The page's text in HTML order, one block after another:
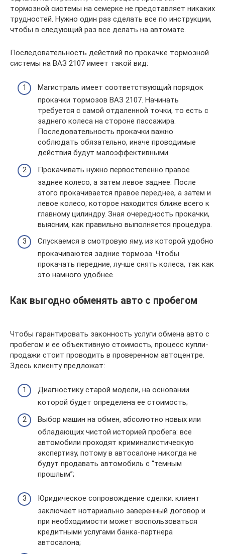
тормозной системы на семерке не представляет никаких
трудностей. Нужно один раз сделать все по инструкции,
чтобы в следующий раз все делать на автомате.
Последовательность действий по прокачке тормозной
системы на ВАЗ 2107 имеет такой вид:
Магистраль имеет соответствующий порядок
прокачки тормозов ВАЗ 2107. Начинать
требуется с самой отдаленной точки, то есть с
заднего колеса на стороне пассажира.
Последовательность прокачки важно
соблюдать обязательно, иначе проводимые
действия будут малоэффективными.
Прокачивать нужно первостепенно правое
заднее колесо, а затем левое заднее. После
этого прокачивается правое переднее, а затем и
левое колесо, которое находится ближе всего к
главному цилиндру. Зная очередность прокачки,
выясним, как правильно выполняется процедура.
Спускаемся в смотровую яму, из которой удобно
прокачиваются задние тормоза. Чтобы
прокачать передние, лучше снять колеса, так как
это намного удобнее.
Как выгодно обменять авто с пробегом
Чтобы гарантировать законность услуги обмена авто с
пробегом и ее объективную стоимость, процесс купли-
продажи стоит проводить в проверенном автоцентре.
Здесь клиенту предложат:
Диагностику старой модели, на основании
которой будет определена ее стоимость;
Выбор машин на обмен, абсолютно новых или
обладающих чистой историей пробега: все
автомобили проходят криминалистическую
экспертизу, потому в автосалоне никогда не
будут продавать автомобиль с “темным
прошлым”;
Юридическое сопровождение сделки: клиент
заключает нотариально заверенный договор и
при необходимости может воспользоваться
кредитными услугами банка-партнера
автосалона;